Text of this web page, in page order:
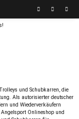
und Schubkarren, die
Als autorisierter deutscher
und Wiederverkäufern
Onlineshop und